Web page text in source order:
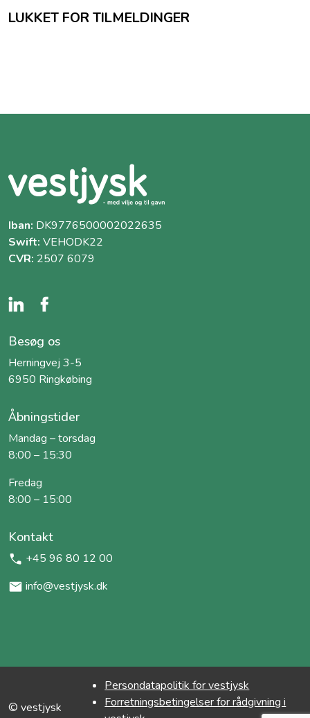
LUKKET FOR TILMELDINGER
Iban: DK9776500002022635
Swift: VEHODK22
CVR: 2507 6079
Besøg os
Herningvej 3-5
6950 Ringkøbing
Åbningstider
Mandag – torsdag
8:00 – 15:30
Fredag
8:00 – 15:00
Kontakt
+45 96 80 12 00
info@vestjysk.dk
© vestjysk
Persondatapolitik for vestjysk
Forretningsbetingelser for rådgivning i